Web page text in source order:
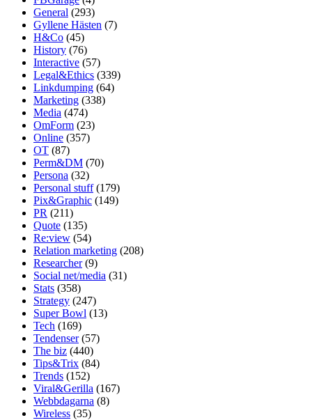
General (293)
Gyllene Hästen (7)
H&Co (45)
History (76)
Interactive (57)
Legal&Ethics (339)
Linkdumping (64)
Marketing (338)
Media (474)
OmForm (23)
Online (357)
OT (87)
Perm&DM (70)
Persona (32)
Personal stuff(179)
Pix&Graphic (149)
PR (211)
Quote (135)
Re:view (54)
Relation marketing (208)
Researcher(9)
Social net/media (31)
Stats (358)
Strategy (247)
Super Bowl (13)
Tech (169)
Tendenser(57)
The biz (440)
Tips&Trix (84)
Trends (152)
Viral&Gerilla (167)
Webbdagarna (8)
Wireless (35)